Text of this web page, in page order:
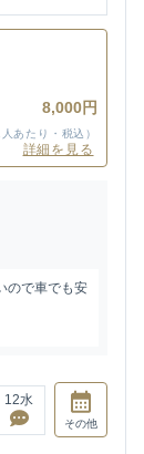
8,000円
人あたり・税込）
詳細を見る
ので車でも安
12水
その他